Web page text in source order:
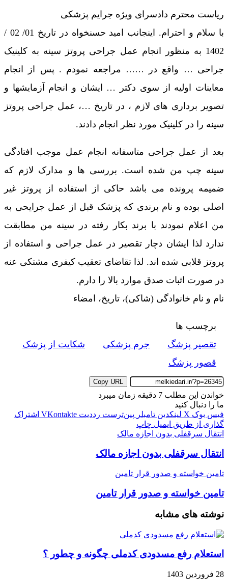
ریاست محترم دادسرای ویژه جرایم پزشکی
با سلام و احترام. اینجانب امید حسنخواه در تاریخ 01/ 02 /
1402 به منظور انجام عمل جراحی پروتز سینه به کلینیک
جراحی … واقع در …… مراجعه نمودم . پس از انجام
معاینات اولیه از سوی دکتر … ایشان و انجام آزمایشها و
تصویر برداری های لازم ، در تاریخ …، عمل جراحی پروتز
سینه را در کلینیک مورد نظر انجام دادند.
بعد از عمل جراحی متاسفانه انجام عمل موجب افتادگی
سینه چپ من شده است. بررسی ها و مدارک لازم که
ضمیمه پرونده می باشد حاکی از استفاده از پروتز غیر
اصلی بوده و نام برندی که پزشک قبل از عمل جرایحی به
من اعلام نمودند با برند بکار رفته در سینه من مطابقت
ندارد لذا ایشان دچار تقصیر در عمل جراحی و استفاده از
پروتز قلابی شده اند. لذا تقاضای تعقیب کیفری مشتکی عنه
در صورت اثبات صدق موارد بالا را دارم.
نام و نام خانوادگی (شاکی)، تاریخ، امضاء
برچسب ها
تقصیر پزشگ
جرم پزشکی
شکایت از پزشک
قصور پزشگ
Copy URL
خواندن این مطلب 7 دقیقه زمان میبرد
ما را دنبال کنید
فیس بوک X لینکدین ‫تامبلر ‫پین‌ترست ‫رددیت ‫VKontakte اشتراک
گذاری از طریق ایمیل چاپ
انتقال سرقفلی بدون اجازه مالک
انتقال سرقفلی بدون اجازه مالک
تامین خواسته و صدور قرار تامین
تامین خواسته و صدور قرار تامین
نوشته های مشابه
استعلام رفع مسدودی کدملی چگونه و چطور ؟
28 فروردین 1403